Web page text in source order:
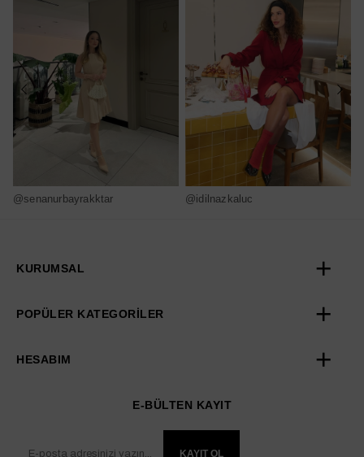
@senanurbayrakktar @idilnazkaluc
KURUMSAL
POPÜLER KATEGORİLER
HESABIM
E-BÜLTEN KAYIT
KAYIT OL